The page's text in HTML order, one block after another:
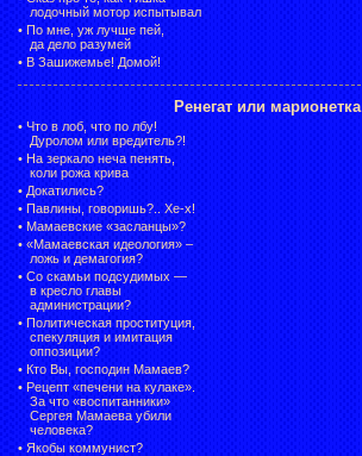
лодочный мотор испытывал
• По мне, уж лучше пей,
да дело разумей
• В Зашижемье! Домой!
Ренегат или марионетка
• Что в лоб, что по лбу!
Дуролом или вредитель?!
• На зеркало неча пенять,
коли рожа крива
• Докатились?
• Павлины, говоришь?.. Хе-х!
• Мамаевские «засланцы»?
• «Мамаевская идеология» –
ложь и демагогия?
• Со скамьи подсудимых —
в кресло главы
администрации?
• Политическая проституция,
спекуляция и имитация
оппозиции?
• Кто Вы, господин Мамаев?
• Рецепт «печени на кулаке».
За что «воспитанники»
Сергея Мамаева убили
человека?
• Якобы коммунист?